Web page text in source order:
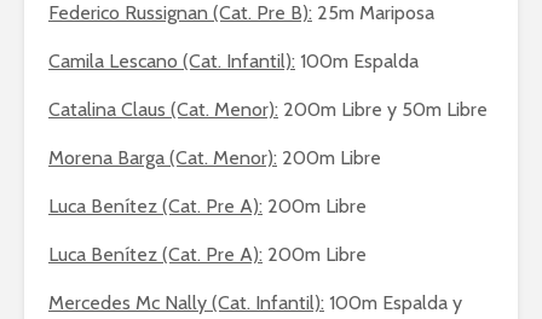
Federico Russignan (Cat. Pre B): 25m Mariposa
Camila Lescano (Cat. Infantil): 100m Espalda
Catalina Claus (Cat. Menor): 200m Libre y 50m Libre
Morena Barga (Cat. Menor): 200m Libre
Luca Benítez (Cat. Pre A): 200m Libre
Luca Benítez (Cat. Pre A): 200m Libre
Mercedes Mc Nally (Cat. Infantil): 100m Espalda y